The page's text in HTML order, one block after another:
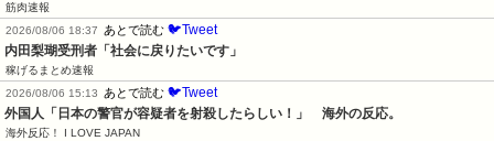
筋肉速報
2026/08/06 18:37
あとで読む 🐦Tweet
内田梨瑚受刑者「社会に戻りたいです」
稼げるまとめ速報
2026/08/06 15:13
あとで読む 🐦Tweet
外国人「日本の警官が容疑者を射殺したらしい！」　海外の反応。
海外反応！ I LOVE JAPAN